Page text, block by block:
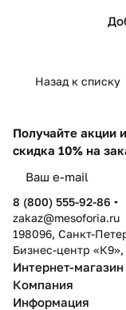
Назад к списку
Получайте акции
скидка 10% на
8 (800) 555-92-86
zakaz@mesoforia.ru
198096, Санкт-
Бизнес-центр
Интернет-магазин
Компания
Информация